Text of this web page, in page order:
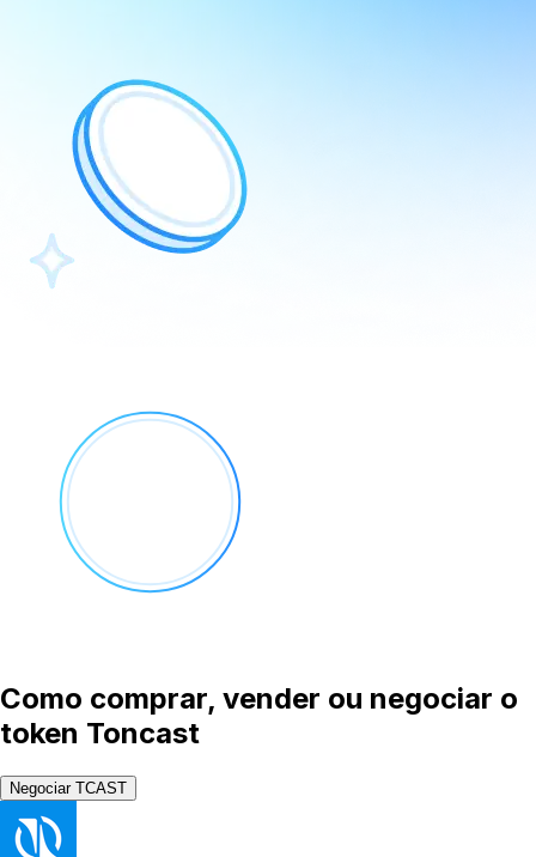
Como comprar, vender ou negociar o
token Toncast
Negociar TCAST